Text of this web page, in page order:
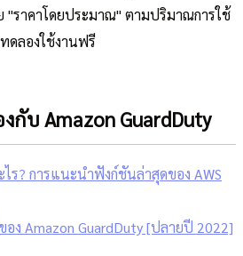
"ราคาโดยประมาณ" ตามปริมาณการใช้
ดลองใช้งานฟรี
กับ Amazon GuardDuty
ไร? การแนะนำฟังก์ชันล่าสุดของ AWS
ง Amazon GuardDuty [ปลายปี 2022]